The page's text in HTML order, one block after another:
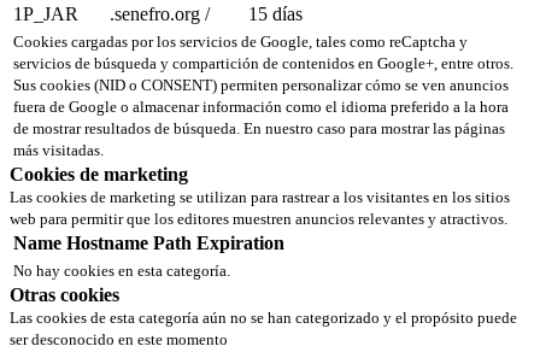
1P_JAR
.senefro.org / 15 días
Cookies cargadas por los servicios de Google, tales como reCaptcha y
servicios de búsqueda y compartición de contenidos en Google+, entre otros.
Sus cookies (NID o CONSENT) permiten personalizar cómo se ven anuncios
fuera de Google o almacenar información como el idioma preferido a la hora
de mostrar resultados de búsqueda. En nuestro caso para mostrar las páginas
más visitadas.
Cookies de marketing
Las cookies de marketing se utilizan para rastrear a los visitantes en los sitios
web para permitir que los editores muestren anuncios relevantes y atractivos.
Name Hostname Path Expiration
No hay cookies en esta categoría.
Otras cookies
Las cookies de esta categoría aún no se han categorizado y el propósito puede
ser desconocido en este momento